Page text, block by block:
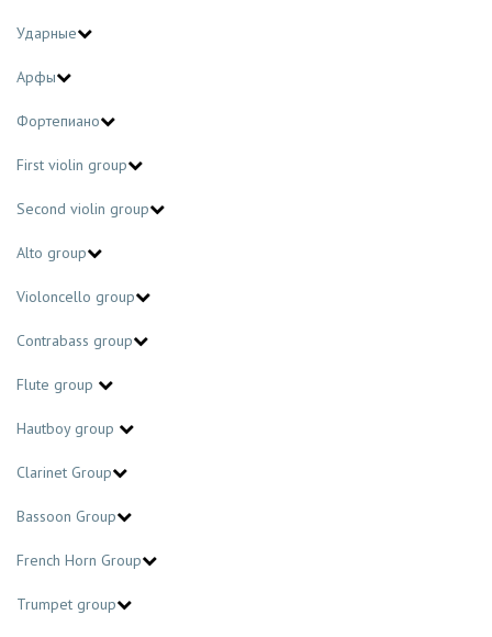
Ударные
Арфы
Фортепиано
First violin group
Second violin group
Alto group
Violoncello group
Contrabass group
Flute group
Hautboy group
Clarinet Group
Bassoon Group
French Horn Group
Trumpet group